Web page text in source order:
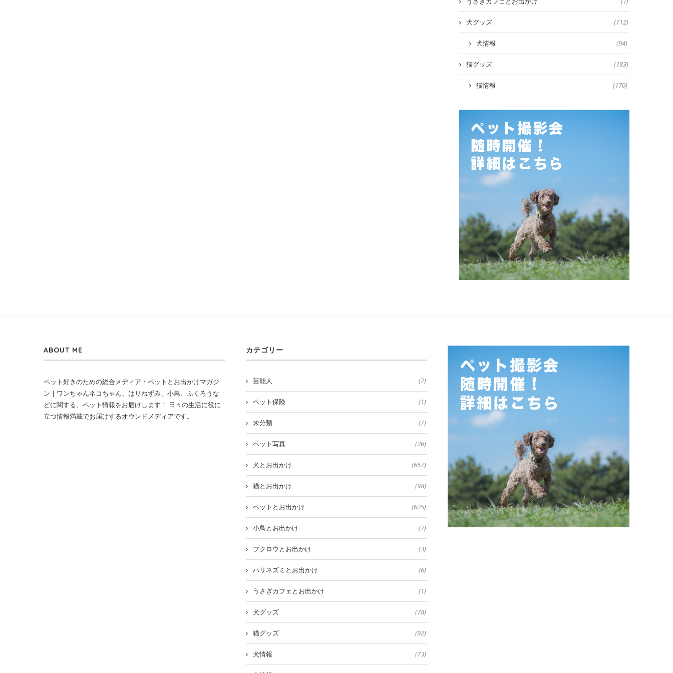
犬グッズ (112)
犬情報 (94)
猫グッズ (183)
猫情報 (170)
ABOUT ME
ペット好きのための総合メディア・ペットとお出かけマガジ
ン | ワンちゃんネコちゃん、はりねずみ、小鳥、ふくろうな
どに関する、ペット情報をお届けします！ 日々の生活に役に
立つ情報満載でお届けするオウンドメディアです。
カテゴリー
芸能人 (7)
ペット保険 (1)
未分類 (7)
ペット写真 (26)
犬とお出かけ (657)
猫とお出かけ (98)
ペットとお出かけ (625)
小鳥とお出かけ (7)
フクロウとお出かけ (3)
ハリネズミとお出かけ (6)
うさぎカフェとお出かけ (1)
犬グッズ (78)
猫グッズ (92)
犬情報 (73)